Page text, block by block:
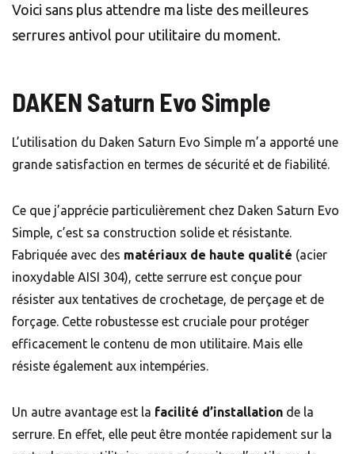
Voici sans plus attendre ma liste des meilleures
serrures antivol pour utilitaire du moment.
DAKEN Saturn Evo Simple
L’utilisation du Daken Saturn Evo Simple m’a apporté une
grande satisfaction en termes de sécurité et de fiabilité.
Ce que j’apprécie particulièrement chez Daken Saturn Evo
Simple, c’est sa construction solide et résistante.
Fabriquée avec des matériaux de haute qualité (acier
inoxydable AISI 304), cette serrure est conçue pour
résister aux tentatives de crochetage, de perçage et de
forçage. Cette robustesse est cruciale pour protéger
efficacement le contenu de mon utilitaire. Mais elle
résiste également aux intempéries.
Un autre avantage est la facilité d’installation de la
serrure. En effet, elle peut être montée rapidement sur la